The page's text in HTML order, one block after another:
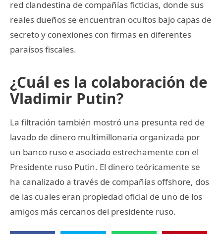
red clandestina de compañías ficticias, donde sus
reales dueños se encuentran ocultos bajo capas de
secreto y conexiones con firmas en diferentes
paraísos fiscales.
¿Cuál es la colaboración de
Vladimir Putin?
La filtración también mostró una presunta red de
lavado de dinero multimillonaria organizada por
un banco ruso e asociado estrechamente con el
Presidente ruso Putin. El dinero teóricamente se
ha canalizado a través de compañías offshore, dos
de las cuales eran propiedad oficial de uno de los
amigos más cercanos del presidente ruso.